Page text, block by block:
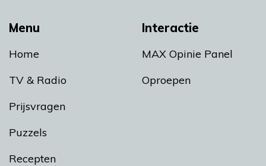
Menu
Home
TV & Radio
Prijsvragen
Puzzels
Recepten
Interactie
MAX Opinie Panel
Oproepen